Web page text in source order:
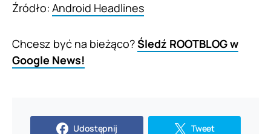
Źródło: Android Headlines
Chcesz być na bieżąco?Śledź ROOTBLOG w
Google News!
Udostępnij Tweet